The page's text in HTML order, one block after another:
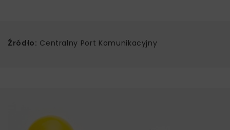
Źródło: Centralny Port Komunikacyjny